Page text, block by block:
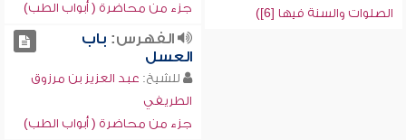
الصلوات والسنة فيها [6])
جزء من محاضرة ( أبواب الطب)
الفهرس: باب
العسل
للشيخ: عبد العزيز بن مرزوق
الطريفي
جزء من محاضرة ( أبواب الطب)